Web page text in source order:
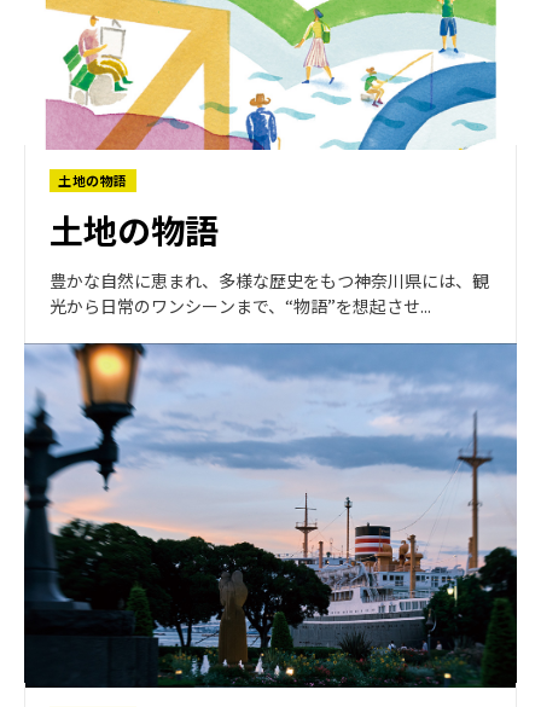
土地の物語
土地の物語
豊かな自然に恵まれ、多様な歴史をもつ神奈川県には、観
光から日常のワンシーンまで、“物語”を想起させ...